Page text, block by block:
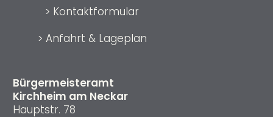
Bürgermeisteramt
Kirchheim am Neckar
Hauptstr. 78
> Kontaktformular
> Anfahrt & Lageplan